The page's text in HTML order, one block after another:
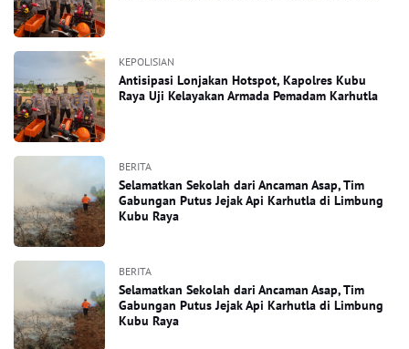
KEPOLISIAN
Antisipasi Lonjakan Hotspot, Kapolres Kubu
Raya Uji Kelayakan Armada Pemadam Karhutla
BERITA
Selamatkan Sekolah dari Ancaman Asap, Tim
Gabungan Putus Jejak Api Karhutla di Limbung
Kubu Raya
BERITA
Selamatkan Sekolah dari Ancaman Asap, Tim
Gabungan Putus Jejak Api Karhutla di Limbung
Kubu Raya